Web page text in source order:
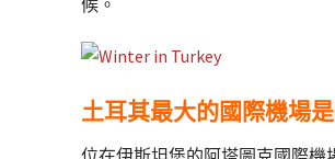
土耳其最大的國際機場